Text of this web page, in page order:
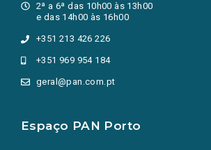
2ª a 6ª das 10h00 às 13h00
e das 14h00 às 16h00
+351 213 426 226
+351 969 954 184
geral@pan.com.pt
Espaço PAN Porto